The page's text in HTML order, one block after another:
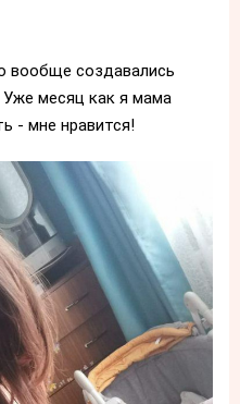
вообще создавались
Уже месяц как я мама
- мне нравится!